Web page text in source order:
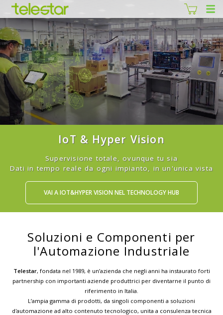
IoT & Hyper Vision
Supervisione totale, ovunque tu sia
Dati in tempo reale da ogni impianto, in un'unica vista
VAI A IOT&HYPER VISION NEL TECHNOLOGY HUB
Soluzioni e Componenti per
l'Automazione Industriale
Telestar, fondata nel 1989, è un’azienda che negli anni ha instaurato forti
partnership con importanti aziende produttrici per diventarne il punto di
riferimento in Italia.
L’ampia gamma di prodotti, da singoli componenti a soluzioni
d'automazione ad alto contenuto tecnologico, unita a consulenza tecnica